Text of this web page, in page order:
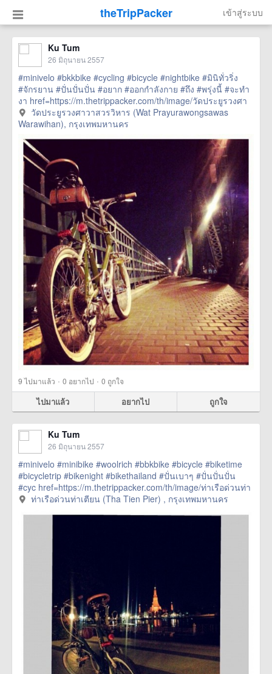
theTripPacker เข้าสู่ระบบ
Ku Tum
26 มิถุนายน 2557
#minivelo #bkkbike #cycling #bicycle #nightbike #มินิทั่วริ่ง
#จักรยาน #ปั่นปั่นปั่น #อยาก #ออกกำลังกาย #ถึง #พรุ่งนี้ #จะทำ
งา href=https://m.thetrippacker.com/th/image/วัดประยูรวงศา
วาสวรวิหารWatPrayurawongsawasWarawihan/108915>
more
วัดประยูรวงศาวาสวรวิหาร (Wat Prayurawongsawas
Warawihan), กรุงเทพมหานคร
9ไปมาแล้ว · 0 อยากไป · 0 ถูกใจ
ไปมาแล้ว อยากไป ถูกใจ
Ku Tum
26 มิถุนายน 2557
#minivelo #minibike #woolrich #bbkbike #bicycle #biketime
#bicycletrip #bikenight #bikethailand #ปั่นเบาๆ #ปั่นปั่นปั่น
#cyc href=https://m.thetrippacker.com/th/image/ท่าเรือด่วนท่า
เตียนThaTienPier/108914> more
ท่าเรือด่วนท่าเตียน (Tha Tien Pier) , กรุงเทพมหานคร